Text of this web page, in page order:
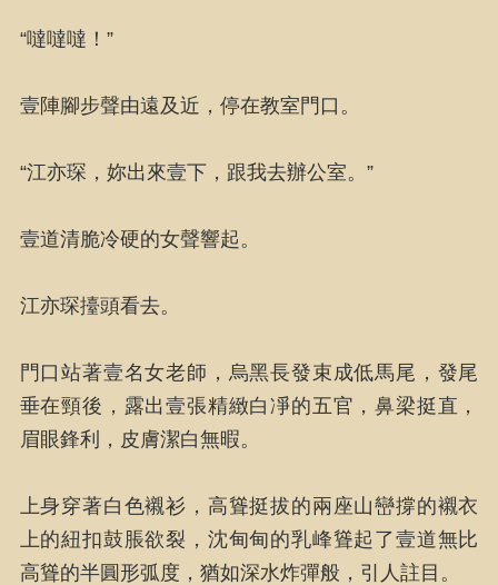
“噠噠噠！”
壹陣腳步聲由遠及近，停在教室門口。
“江亦琛，妳出來壹下，跟我去辦公室。”
壹道清脆冷硬的女聲響起。
江亦琛擡頭看去。
門口站著壹名女老師，烏黑長發束成低馬尾，發尾
垂在頸後，露出壹張精緻白凈的五官，鼻梁挺直，
眉眼鋒利，皮膚潔白無暇。
上身穿著白色襯衫，高聳挺拔的兩座山巒撐的襯衣
上的紐扣鼓脹欲裂，沈甸甸的乳峰聳起了壹道無比
高聳的半圓形弧度，猶如深水炸彈般，引人註目。